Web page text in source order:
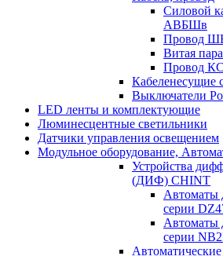
Силовой
АВБШв
Провод
Витая
Провод
Кабеленесущие
Выключатели
LED ленты и комплектующие
Люминесцентные светильники
Датчики управления освещением
Модульное оборудование,
Устройства
(ДИФ) CHINT
Автоматы
серии
Автоматы
серии